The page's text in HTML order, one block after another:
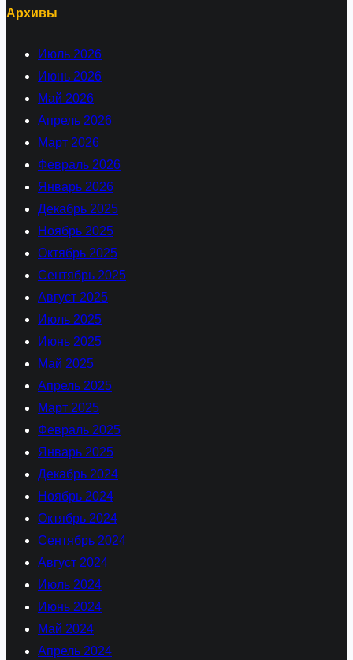
Архивы
Июль 2026
Июнь 2026
Май 2026
Апрель 2026
Март 2026
Февраль 2026
Январь 2026
Декабрь 2025
Ноябрь 2025
Октябрь 2025
Сентябрь 2025
Август 2025
Июль 2025
Июнь 2025
Май 2025
Апрель 2025
Март 2025
Февраль 2025
Январь 2025
Декабрь 2024
Ноябрь 2024
Октябрь 2024
Сентябрь 2024
Август 2024
Июль 2024
Июнь 2024
Май 2024
Апрель 2024